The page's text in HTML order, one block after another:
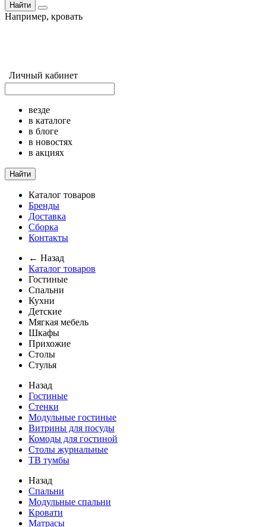
Найти
Например, кровать
Личный кабинет
везде
в каталоге
в блоге
в новостях
в акциях
Найти
Каталог товаров
Бренды
Доставка
Сборка
Контакты
← Назад
Каталог товаров
Гостиные
Спальни
Кухни
Детские
Мягкая мебель
Шкафы
Прихожие
Столы
Стулья
Назад
Гостиные
Стенки
Модульные гостиные
Витрины для посуды
Комоды для гостиной
Столы журнальные
ТВ тумбы
Назад
Спальни
Модульные спальни
Кровати
Матрасы